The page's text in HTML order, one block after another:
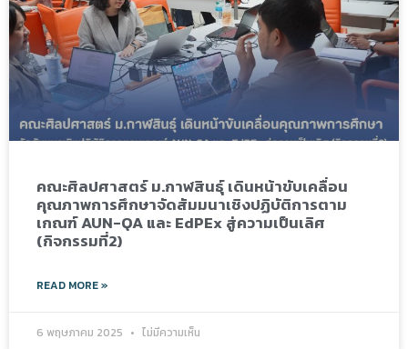
คณะศิลปศาสตร์ ม.กาฬสินธุ์ เดินหน้าขับเคลื่อน
คุณภาพการศึกษาจัดสัมมนาเชิงปฏิบัติการตาม
เกณฑ์ AUN-QA และ EdPEx สู่ความเป็นเลิศ
(กิจกรรมที่2)
READ MORE »
6 พฤษภาคม 2025 ไม่มีความเห็น